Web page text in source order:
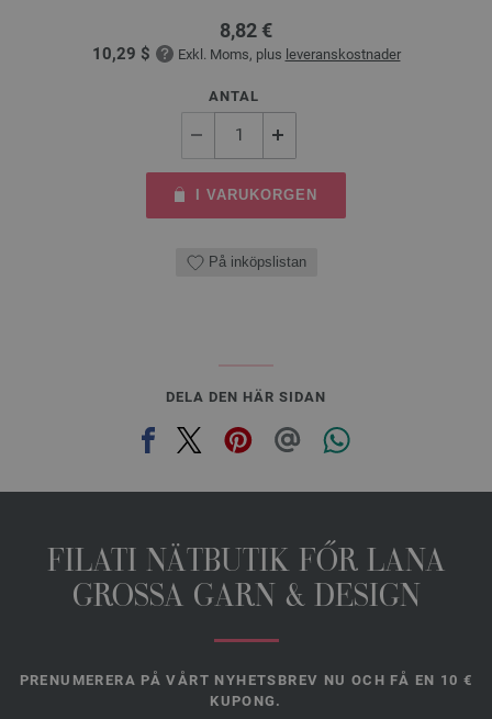
8,82 €
10,29 $ Exkl. Moms, plus leveranskostnader
ANTAL
I VARUKORGEN
På inköpslistan
DELA DEN HÄR SIDAN
FILATI NÄTBUTIK FŐR LANA
GROSSA GARN & DESIGN
PRENUMERERA PÅ VÅRT NYHETSBREV NU OCH FÅ EN 10 €
KUPONG.